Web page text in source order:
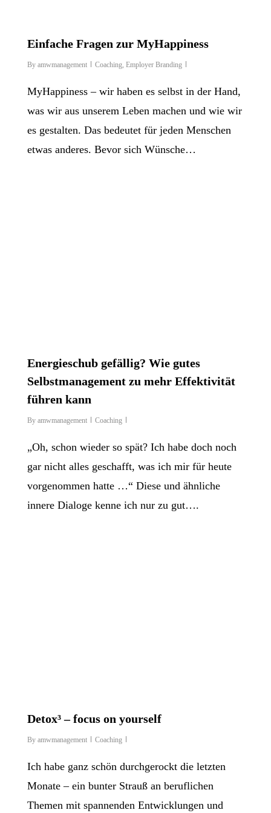
Einfache Fragen zur MyHappiness
By amwmanagement Coaching, Employer Branding
MyHappiness – wir haben es selbst in der Hand,
was wir aus unserem Leben machen und wie wir
es gestalten. Das bedeutet für jeden Menschen
etwas anderes. Bevor sich Wünsche…
Energieschub gefällig? Wie gutes
Selbstmanagement zu mehr Effektivität
führen kann
By amwmanagement Coaching
„Oh, schon wieder so spät? Ich habe doch noch
gar nicht alles geschafft, was ich mir für heute
vorgenommen hatte …“ Diese und ähnliche
innere Dialoge kenne ich nur zu gut….
Detox³ – focus on yourself
By amwmanagement Coaching
Ich habe ganz schön durchgerockt die letzten
Monate – ein bunter Strauß an beruflichen
Themen mit spannenden Entwicklungen und